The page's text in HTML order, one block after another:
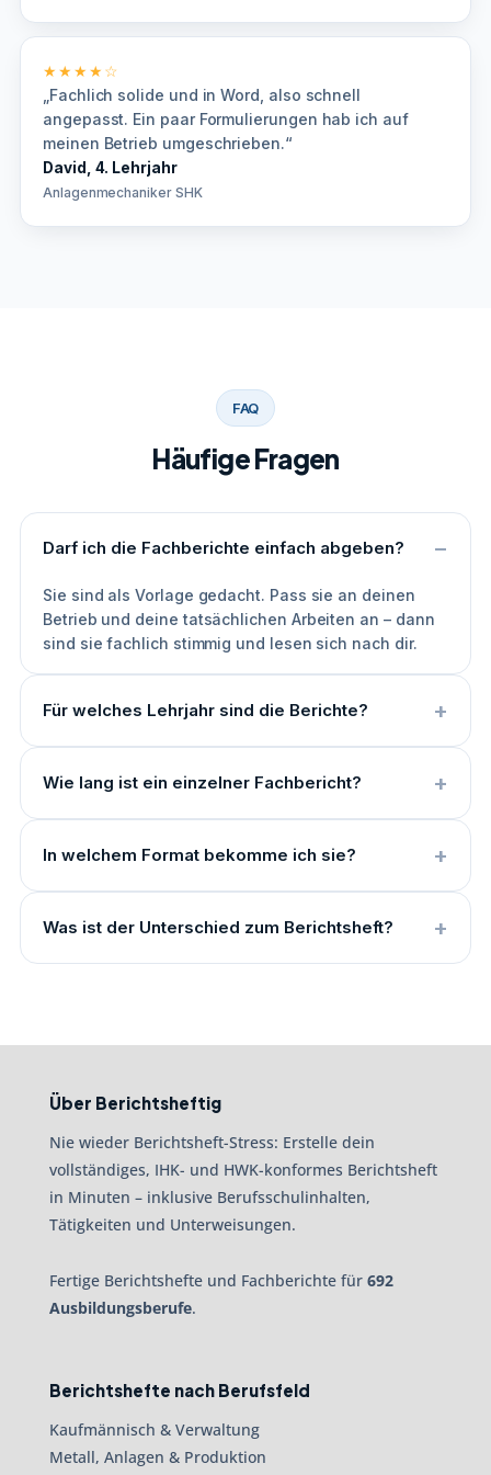
★★★★☆
„Fachlich solide und in Word, also schnell
angepasst. Ein paar Formulierungen hab ich auf
meinen Betrieb umgeschrieben.“
David, 4. Lehrjahr
Anlagenmechaniker SHK
FAQ
Häufige Fragen
Darf ich die Fachberichte einfach abgeben?
Sie sind als Vorlage gedacht. Pass sie an deinen
Betrieb und deine tatsächlichen Arbeiten an – dann
sind sie fachlich stimmig und lesen sich nach dir.
Für welches Lehrjahr sind die Berichte?
Wie lang ist ein einzelner Fachbericht?
In welchem Format bekomme ich sie?
Was ist der Unterschied zum Berichtsheft?
Über Berichtsheftig
Nie wieder Berichtsheft-Stress: Erstelle dein
vollständiges, IHK- und HWK-konformes Berichtsheft
in Minuten – inklusive Berufsschulinhalten,
Tätigkeiten und Unterweisungen.
Fertige Berichtshefte und Fachberichte für 692
Ausbildungsberufe.
Berichtshefte nach Berufsfeld
Kaufmännisch & Verwaltung
Metall, Anlagen & Produktion